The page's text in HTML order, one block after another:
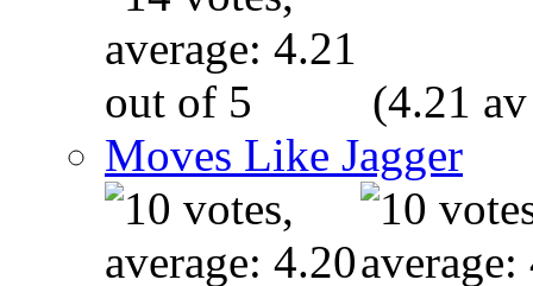
(4.21
Moves Like Jagger